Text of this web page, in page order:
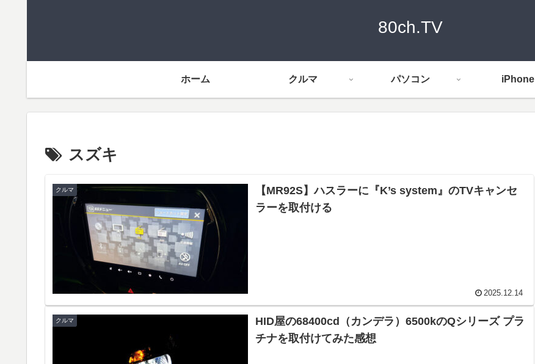
80ch.TV
ホーム クルマ パソコン iPhone
スズキ
クルマ
【MR92S】ハスラーに『K’s system』のTVキャンセ
ラーを取付ける
2025.12.14
クルマ
HID屋の68400cd（カンデラ）6500kのQシリーズ プラ
チナを取付けてみた感想